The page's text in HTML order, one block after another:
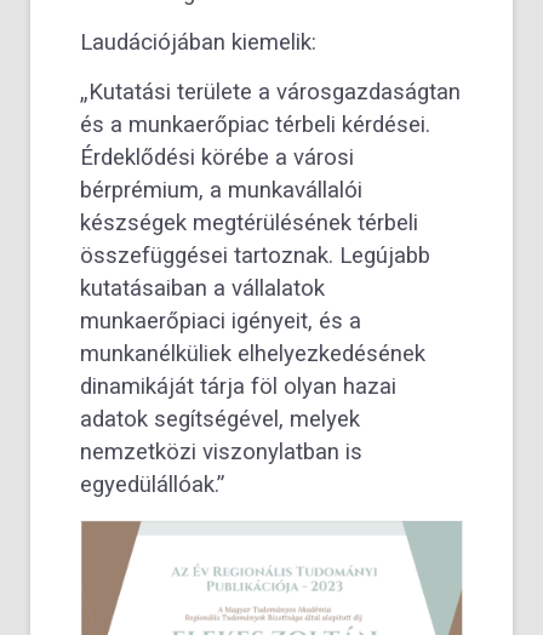
Laudációjában kiemelik:
„Kutatási területe a városgazdaságtan
és a munkaerőpiac térbeli kérdései.
Érdeklődési körébe a városi
bérprémium, a munkavállalói
készségek megtérülésének térbeli
összefüggései tartoznak. Legújabb
kutatásaiban a vállalatok
munkaerőpiaci igényeit, és a
munkanélküliek elhelyezkedésének
dinamikáját tárja föl olyan hazai
adatok segítségével, melyek
nemzetközi viszonylatban is
egyedülállóak.”